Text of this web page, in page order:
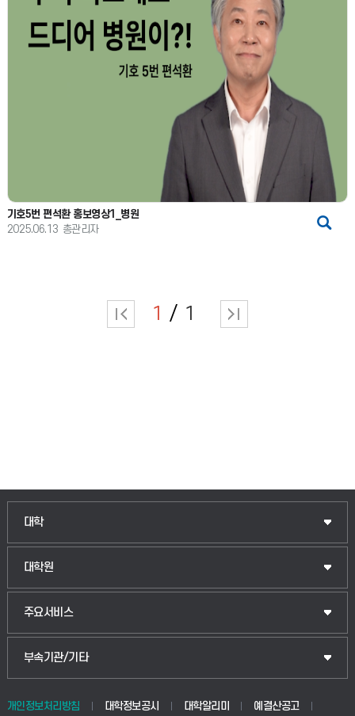
기호5번 편석환 홍보영상1_병원
2025.06.13 총관리자
1 1
대학
인문융합공공인재학부
법경영학부
웰니스산업융합학부
대학원
일반대학원
산업대학원
공공정책대학원
주요서비스
입학안내
웹메일
부속기관/기타
중앙도서관
학생생활관(안성)
개인정보처리방침 대학정보공시 대학알리미
예결산공고